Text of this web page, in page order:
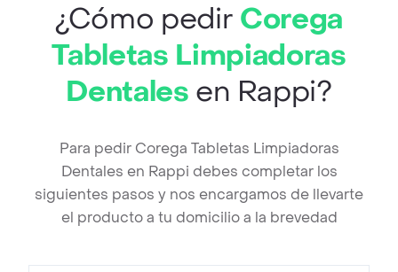
¿Cómo pedir Corega
Tabletas Limpiadoras
Dentales en Rappi?
Para pedir Corega Tabletas Limpiadoras
Dentales en Rappi debes completar los
siguientes pasos y nos encargamos de llevarte
el producto a tu domicilio a la brevedad